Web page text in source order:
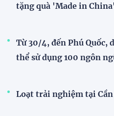
tặng quà 'Made in China'
Từ 30/4, đến Phú Quốc,
thể sử dụng 100 ngôn
Loạt trải nghiệm tại